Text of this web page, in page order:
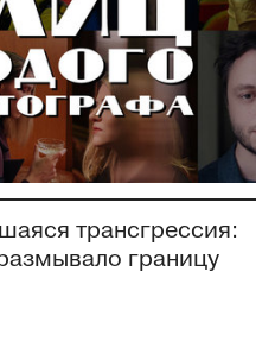
трансгрессия:
границу